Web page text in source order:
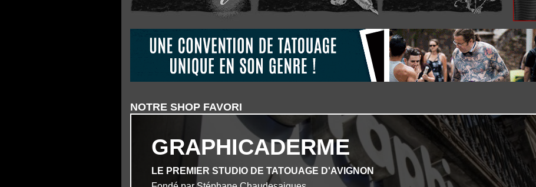
NOTRE SHOP FAVORI
GRAPHICADERME
LE PREMIER STUDIO DE TATOUAGE D'AVIGNON